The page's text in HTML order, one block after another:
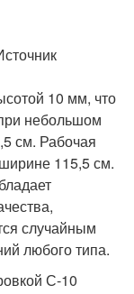
10 мм, что
небольшом
см. Рабочая
115,5 см.
случайным
любого типа.
С-10